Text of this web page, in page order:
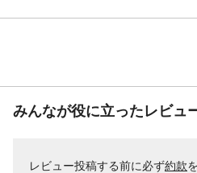
みんなが役に立ったレビュ
レビュー投稿する前に必ず約款